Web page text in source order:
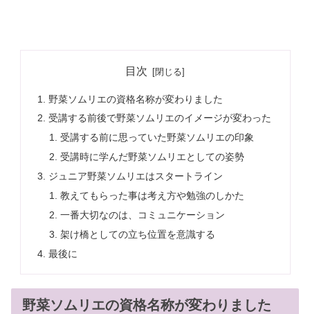
目次
野菜ソムリエの資格名称が変わりました
受講する前後で野菜ソムリエのイメージが変わった
受講する前に思っていた野菜ソムリエの印象
受講時に学んだ野菜ソムリエとしての姿勢
ジュニア野菜ソムリエはスタートライン
教えてもらった事は考え方や勉強のしかた
一番大切なのは、コミュニケーション
架け橋としての立ち位置を意識する
最後に
野菜ソムリエの資格名称が変わりました